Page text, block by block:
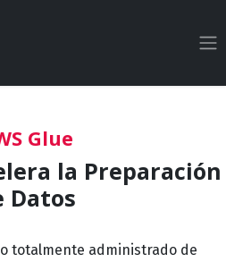
Glue
la Preparación
Datos
totalmente administrado de